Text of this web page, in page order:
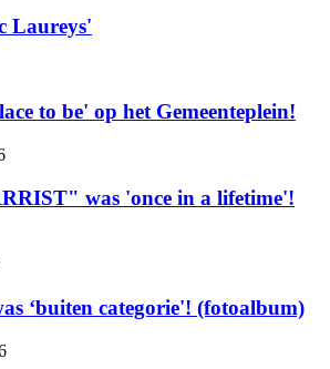
Laureys'
to be' op het Gemeenteplein!
was 'once in a lifetime'!
‘buiten categorie'! (fotoalbum)